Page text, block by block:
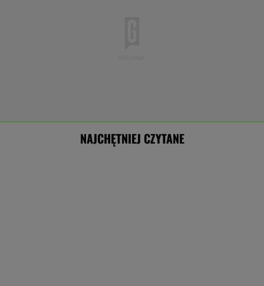
NAJCHĘTNIEJ CZYTANE